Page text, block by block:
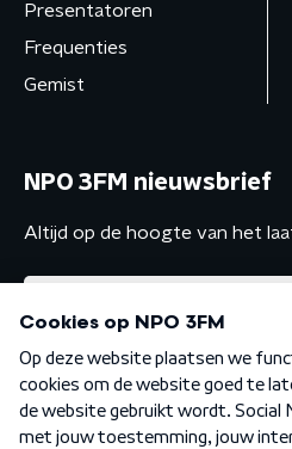
Presentatoren
Frequenties
Gemist
NPO 3FM nieuwsbrief
Altijd op de hoogte van het
Algemene voorwaarden